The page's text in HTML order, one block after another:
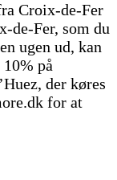
Croix-de-Fer
de-Fer, som du
ugen ud, kan
på
der køres
for at